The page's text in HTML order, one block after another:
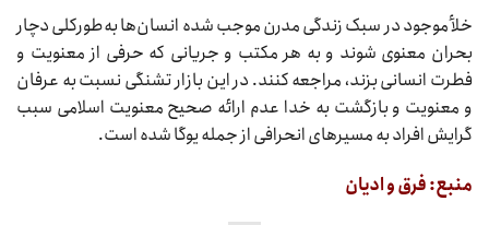
خلأ موجود در سبک زندگی مدرن موجب شده انسان‌ها به‌طورکلی دچار
بحران معنوی شوند و به هر مکتب و جریانی که حرفی از معنویت و
فطرت انسانی بزند، مراجعه کنند. در این بازار تشنگی نسبت به عرفان
و معنویت و بازگشت به خدا عدم ارائه صحیح معنویت اسلامی سبب
گرایش افراد به مسیرهای انحرافی از جمله یوگا شده است.
منبع: فرق و ادیان